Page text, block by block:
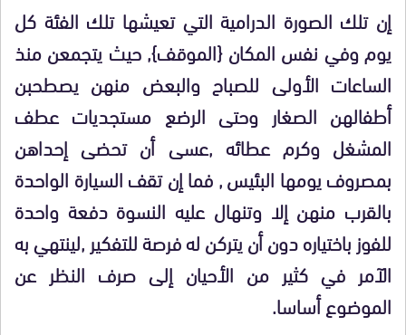
إن تلك الصورة الدرامية التي تعيشها تلك الفئة كل
يوم وفي نفس المكان {الموقف}, حيث يتجمعن منذ
الساعات الأولى للصباح والبعض منهن يصطحبن
أطفالهن الصغار وحتى الرضع مستجديات عطف
المشغل وكرم عطائه ,عسى أن تحضى إحداهن
بمصروف يومها البئيس , فما إن تقف السيارة الواحدة
بالقرب منهن إلا وتنهال عليه النسوة دفعة واحدة
للفوز باختياره دون أن يتركن له فرصة للتفكير ,لينتهي به
الآمر في كثير من الأحيان إلى صرف النظر عن
الموضوع أساسا.